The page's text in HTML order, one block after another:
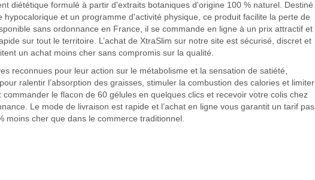
diététique formulé à partir d'extraits botaniques d'origine 100 % naturel. Destiné
hypocalorique et un programme d'activité physique, ce produit facilite la perte de
sans ordonnance en France, il se commande en ligne à un prix attractif et
sur tout le territoire. L’achat de XtraSlim sur notre site est sécurisé, discret et
un achat moins cher sans compromis sur la qualité.
reconnues pour leur action sur le métabolisme et la sensation de satiété,
ralentir l’absorption des graisses, stimuler la combustion des calories et limiter
commander le flacon de 60 gélules en quelques clics et recevoir votre colis chez
Le mode de livraison est rapide et l’achat en ligne vous garantit un tarif pas
moins cher que dans le commerce traditionnel.